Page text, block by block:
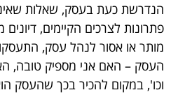
הנדרשת כעת בעסק, שאלות
פתרונות לצרכים הקיימים,
מותר או אסור לנהל עסק,
העסק – האם אני מספיק טובה,
וכו', במקום להכיר בכך שהעסק